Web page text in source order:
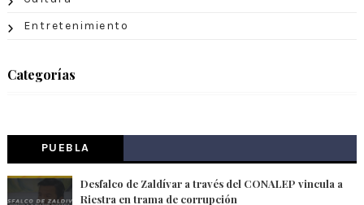
Entretenimiento
Categorías
PUEBLA
Desfalco de Zaldívar a través del CONALEP vincula a
Riestra en trama de corrupción